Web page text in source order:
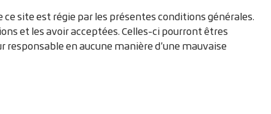
site est régie par les présentes conditions générales.
et les avoir acceptées. Celles-ci pourront êtres
en aucune manière d’une mauvaise